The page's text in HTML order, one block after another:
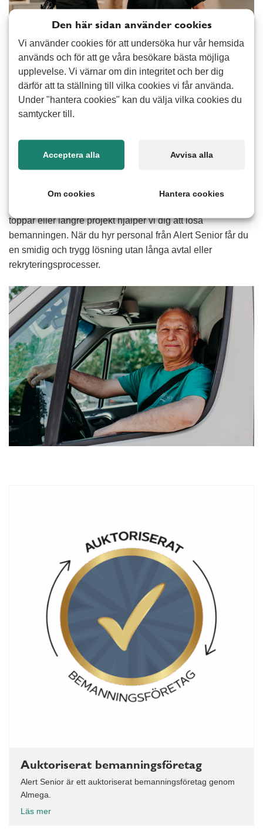
När du hyr personal vill du ha någon som snabbt kommer
in i arbetsuppgifterna, tar ansvar och ger ett tryggt intryck.
Med bemanning från Alert Senior får du medarbetare som
entreprenadverksamheter och många fler branscher och
toppar eller längre projekt hjälper vi dig att lösa
bemanningen. När du hyr personal från Alert Senior får du
en smidig och trygg lösning utan långa avtal eller
rekryteringsprocesser.
Auktoriserat bemanningsföretag
Alert Senior är ett auktoriserat bemanningsföretag genom
Almega.
Läs mer
Den här sidan använder cookies
Vi använder cookies för att undersöka hur vår hemsida
används och för att ge våra besökare bästa möjliga
upplevelse. Vi värnar om din integritet och ber dig
därför att ta ställning till vilka cookies vi får använda.
Under "hantera cookies" kan du välja vilka cookies du
samtycker till.
Acceptera alla Avvisa alla
Om cookies Hantera cookies